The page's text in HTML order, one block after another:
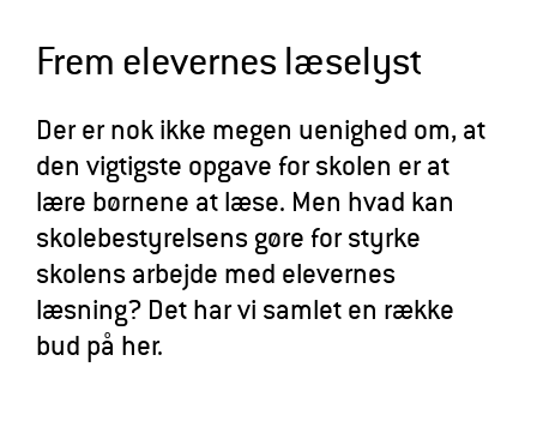
d
e
Frem elevernes læselyst
Der er nok ikke megen uenighed om, at
den vigtigste opgave for skolen er at
lære børnene at læse. Men hvad kan
skolebestyrelsens gøre for styrke
skolens arbejde med elevernes
læsning? Det har vi samlet en række
bud på her.